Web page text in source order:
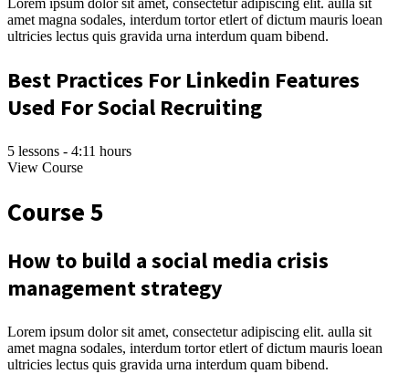
Lorem ipsum dolor sit amet, consectetur adipiscing elit. aulla sit
amet magna sodales, interdum tortor etlert of dictum mauris loean
ultricies lectus quis gravida urna interdum quam bibend.
Best Practices For Linkedin Features
Used For Social Recruiting
5 lessons - 4:11 hours
View Course
Course 5
How to build a social media crisis
management strategy
Lorem ipsum dolor sit amet, consectetur adipiscing elit. aulla sit
amet magna sodales, interdum tortor etlert of dictum mauris loean
ultricies lectus quis gravida urna interdum quam bibend.